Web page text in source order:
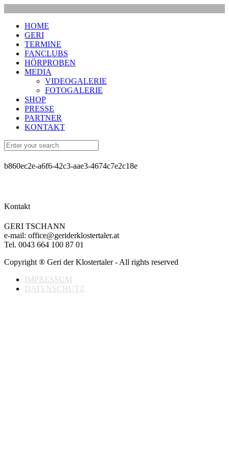
HOME
GERI
TERMINE
FANCLUBS
HÖRPROBEN
MEDIA
VIDEOGALERIE
FOTOGALERIE
SHOP
PRESSE
PARTNER
KONTAKT
b860ec2e-a6f6-42c3-aae3-4674c7e2c18e
Kontakt
GERI TSCHANN
e-mail: office@geriderklostertaler.at
Tel. 0043 664 100 87 01
Copyright ® Geri der Klostertaler - All rights reserved
IMPRESSUM
DATENSCHUTZ